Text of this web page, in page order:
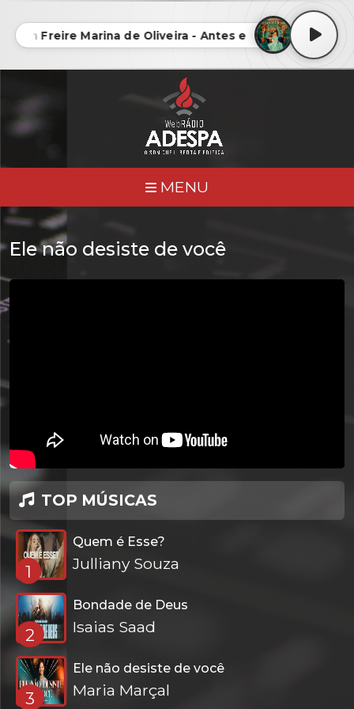
Freire Marina de Oliveira - Antes e Depois •
MENU
Ele não desiste de você
TOP MÚSICAS
1
Quem é Esse?
Julliany Souza
2
Bondade de Deus
Isaias Saad
3
Ele não desiste de você
Maria Marçal